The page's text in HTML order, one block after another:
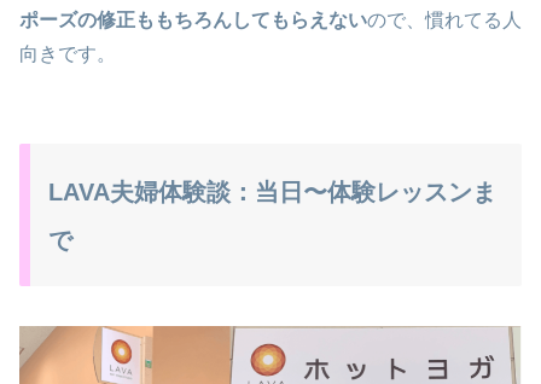
ポーズの修正ももちろんしてもらえないので、慣れてる人
向きです。
LAVA夫婦体験談：当日〜体験レッスンま
で